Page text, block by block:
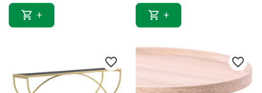
 +  +
favorite_border favorite_border